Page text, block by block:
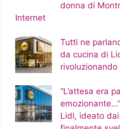
donna di
Internet
Tutti ne
da cucina di
“L’attesa era
Lidl, ideato